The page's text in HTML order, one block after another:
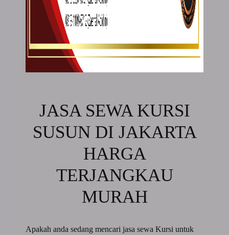
JASA SEWA KURSI
SUSUN DI JAKARTA
HARGA
TERJANGKAU
MURAH
Apakah anda sedang mencari jasa sewa Kursi untuk